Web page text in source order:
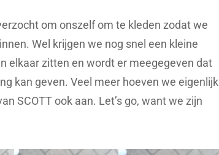
om onszelf om te kleden zodat we
Wel krijgen we nog snel een kleine
elkaar zitten en wordt er meegegeven dat
kan geven. Veel meer hoeven we eigenlijk
SCOTT ook aan. Let’s go, want we zijn